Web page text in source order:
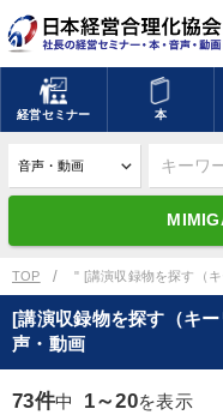
経営セミナー 本
キーワードを入力
デジタル版対応のみ
search
mic 講演収録物を探す
全国経営者セミナー講演収
TOP " [講演収録物を探す（
[講演収録物を探す（キ
声・動画
73件中 1～20を表示